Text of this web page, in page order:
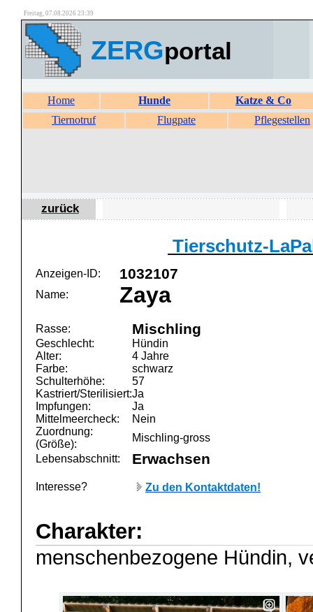
Freitag, 07.08.2026 23:39
ZERGportal
Home Hunde
Katze & Co
Tiernotruf
Flugpate Pflegestellen
zurück
Tierschutz-
Anzeigen-ID: 1032107
Name: Zaya
Rasse: Mischling
Geschlecht:
Hündin
Alter:
4 Jahre
Farbe:
schwarz
Schulterhöhe:
57
Kastriert/Sterilisiert:Ja
Impfungen:
Ja
Mittelmeercheck:
Nein
Zuordnung:
(Größe):
Mischling-gross
Lebensabschnitt:
Erwachsen
Interesse? Zu den Kontaktdaten!
Charakter:
menschenbezogene Hündin,